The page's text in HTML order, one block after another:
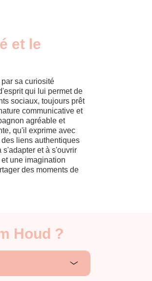
et le
sa curiosité
qui lui permet de
sociaux, toujours prêt
communicative et
agréable et
qu'il exprime avec
liens authentiques
s'adapter et à s'ouvrir
une imagination
des moments de
Houd ?